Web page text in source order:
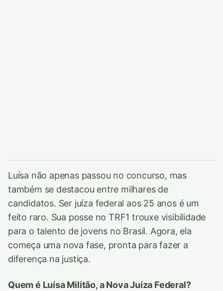
Luísa não apenas passou no concurso, mas
também se destacou entre milhares de
candidatos. Ser juíza federal aos 25 anos é um
feito raro. Sua posse no TRF1 trouxe visibilidade
para o talento de jovens no Brasil. Agora, ela
começa uma nova fase, pronta para fazer a
diferença na justiça.
Quem é Luísa Militão, a Nova Juíza Federal?